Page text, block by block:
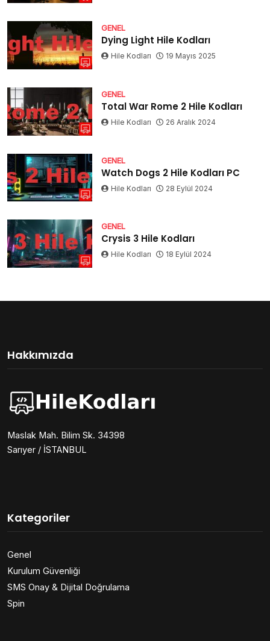
GENEL
Dying Light Hile Kodları
Hile Kodları 19 Mayıs 2025
GENEL
Total War Rome 2 Hile Kodları
Hile Kodları 26 Aralık 2024
GENEL
Watch Dogs 2 Hile Kodları PC
Hile Kodları 28 Eylül 2024
GENEL
Crysis 3 Hile Kodları
Hile Kodları 18 Eylül 2024
Hakkımızda
Maslak Mah. Bilim Sk. 34398
Sarıyer / İSTANBUL
Kategoriler
Genel
Kurulum Güvenliği
SMS Onay & Dijital Doğrulama
Spin